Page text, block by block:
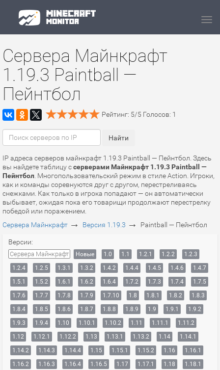
Сервера Майнкрафт
1.19.3 Paintball —
Пейнтбол
Рейтинг: 5/5 Голосов: 1
IP адреса серверов майнкрафт 1.19.3 Paintball — Пейнтбол. Здесь
вы найдете таблицу ссерверами Майнкрафт 1.19.3 Paintball —
Пейнтбол . Многопользовательский режим в стиле Action. Игроки,
как и команды соревнуются друг с другом, перестреливаясь
снежками. Как только в игрока попадают — он автоматически
выбывает, ожидая пока его товарищи продолжают перестрелку
победой или поражением.
Сервера Майнкрафт → Версия 1.19.3 → Paintball — Пейнтбол
Версии:
Сервера Майнкрафт Новые 1.0 1.1 1.2.1 1.2.2
1.2.3
1.2.4
1.2.5 1.3.1 1.3.2 1.4.2 1.4.4 1.4.5 1.4.6
1.4.7
1.5.1
1.5.2 1.6.1 1.6.2 1.6.4 1.7.2 1.7.3 1.7.4
1.7.5
1.7.6
1.7.7 1.7.8 1.7.9 1.7.10 1.8 1.8.1 1.8.2
1.8.3
1.8.4
1.8.5 1.8.6 1.8.7 1.8.8 1.8.9 1.9 1.9.1
1.9.2
1.9.3
1.9.4 1.10 1.10.1 1.10.2 1.11 1.11.1
1.11.2
1.12
1.12.1 1.12.2 1.13 1.13.1 1.13.2 1.14
1.14.1
1.14.2
1.14.3 1.14.4 1.15 1.15.1 1.15.2 1.16
1.16.1
1.16.2
1.16.3 1.16.4 1.16.5 1.17 1.17.1 1.18
1.18.1